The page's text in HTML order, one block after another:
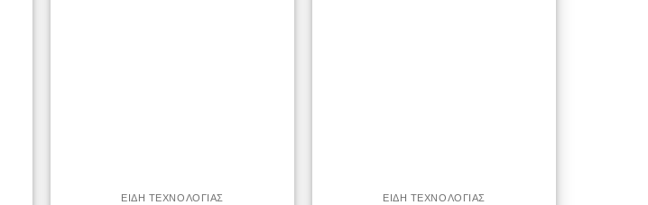
ΕΙΔΗ ΤΕΧΝΟΛΟΓΙΑΣ ΕΙΔΗ ΤΕΧΝΟΛΟΓΙΑΣ